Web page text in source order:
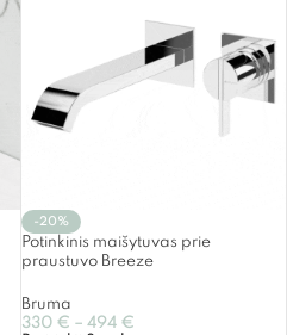
-20%
Potinkinis maišytuvas prie
praustuvo Breeze
Bruma
330 € – 494 €